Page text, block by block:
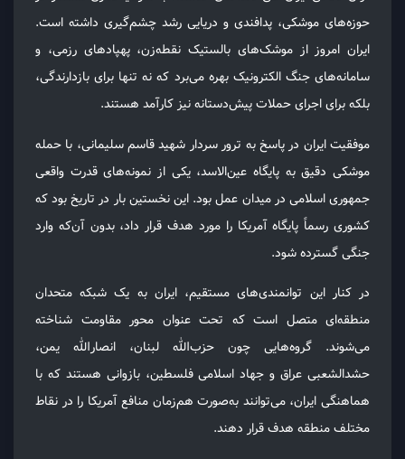
حوزه‌های موشکی، پدافندی و دریایی رشد چشم‌گیری داشته است.
ایران امروز از موشک‌های بالستیک نقطه‌زن، پهپادهای رزمی، و
سامانه‌های جنگ الکترونیک بهره می‌برد که نه‌ تنها برای بازدارندگی،
بلکه برای اجرای حملات پیش‌دستانه نیز کارآمد هستند.
موفقیت ایران در پاسخ به ترور سردار شهید قاسم سلیمانی، با حمله
موشکی دقیق به پایگاه عین‌الاسد، یکی از نمونه‌های قدرت واقعی
جمهوری اسلامی در میدان عمل بود. این نخستین بار در تاریخ بود که
کشوری رسماً پایگاه آمریکا را مورد هدف قرار داد، بدون آن‌که وارد
جنگی گسترده شود.
در کنار این توانمندی‌های مستقیم، ایران به یک شبکه متحدان
منطقه‌ای متصل است که تحت عنوان محور مقاومت شناخته
می‌شوند. گروه‌هایی چون حزب‌الله لبنان، انصارالله یمن،
حشدالشعبی عراق و جهاد اسلامی فلسطین، بازوانی هستند که با
هماهنگی ایران، می‌توانند به‌صورت هم‌زمان منافع آمریکا را در نقاط
مختلف منطقه هدف قرار دهند.